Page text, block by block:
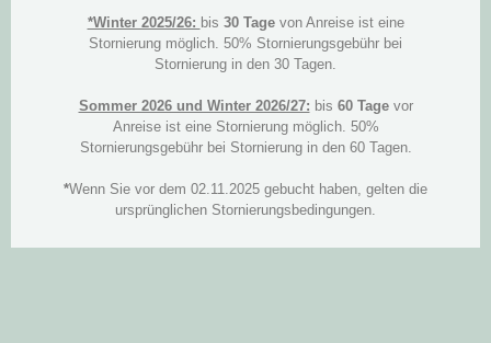
*Winter 2025/26: bis 30 Tagevon Anreise ist eine
Stornierung möglich. 50% Stornierungsgebühr bei
Stornierung in den 30 Tagen.
Sommer 2026 und Winter 2026/27: bis 60 Tagevor
Anreise ist eine Stornierung möglich. 50%
Stornierungsgebühr bei Stornierung in den 60 Tagen.
*Wenn Sie vor dem 02.11.2025 gebucht haben, gelten die
ursprünglichen Stornierungsbedingungen.